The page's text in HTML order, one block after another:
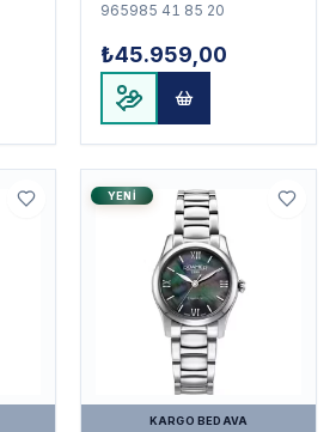
965985 41 85 20
₺45.959,00
YENI
KARGO BEDAVA